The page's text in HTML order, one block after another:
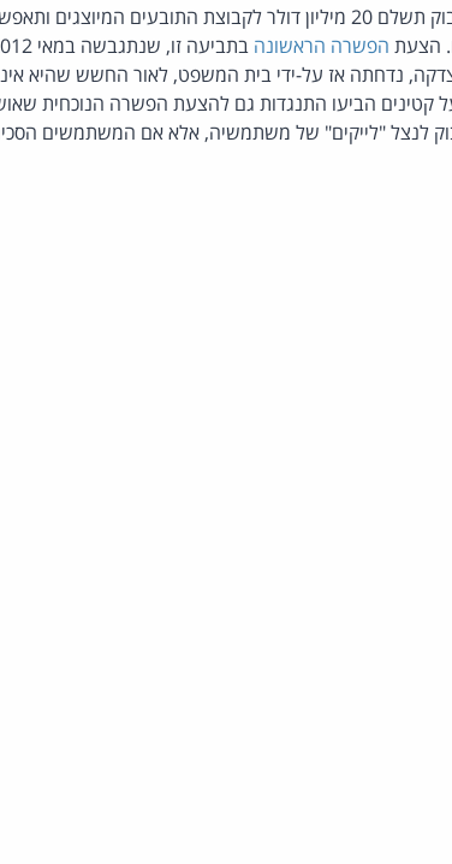
במסגרת הסדר הפשרה שאושר, פייסבוק תשלם 20 מיליון דולר לקבוצת
הצעת הפשרה הראשונה
דולר למטרות צדקה, נדחתה אז על-ידי בית המשפט, לאור החשש
קטינים הביעו התנגדות גם להצעת הפשרה הנוכחית
לנצל "לייקים" של משתמשיה, אלא אם המשתמשים